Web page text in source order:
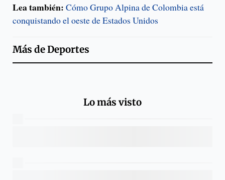
Lea también: Cómo Grupo Alpina de Colombia está
conquistando el oeste de Estados Unidos
Más deDeportes
Lo más visto